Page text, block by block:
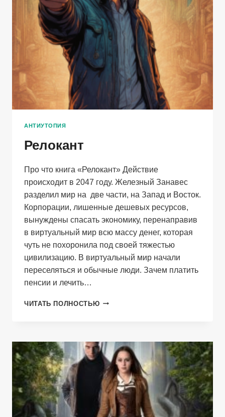
АНТИУТОПИЯ
Релокант
Про что книга «Релокант» Действие
происходит в 2047 году. Железный Занавес
разделил мир на две части, на Запад и Восток.
Корпорации, лишенные дешевых ресурсов,
вынуждены спасать экономику, перенаправив
в виртуальный мир всю массу денег, которая
чуть не похоронила под своей тяжестью
цивилизацию. В виртуальный мир начали
переселяться и обычные люди. Зачем платить
пенсии и лечить…
ЧИТАТЬ ПОЛНОСТЬЮ РЕЛОКАНТ